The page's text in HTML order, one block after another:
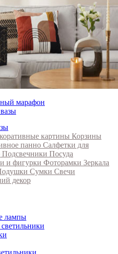
марафон
картины Корзины
панно Салфетки для
Подсвечники Посуда
и фигурки Фоторамки Зеркала
Сумки Свечи
декор
лампы